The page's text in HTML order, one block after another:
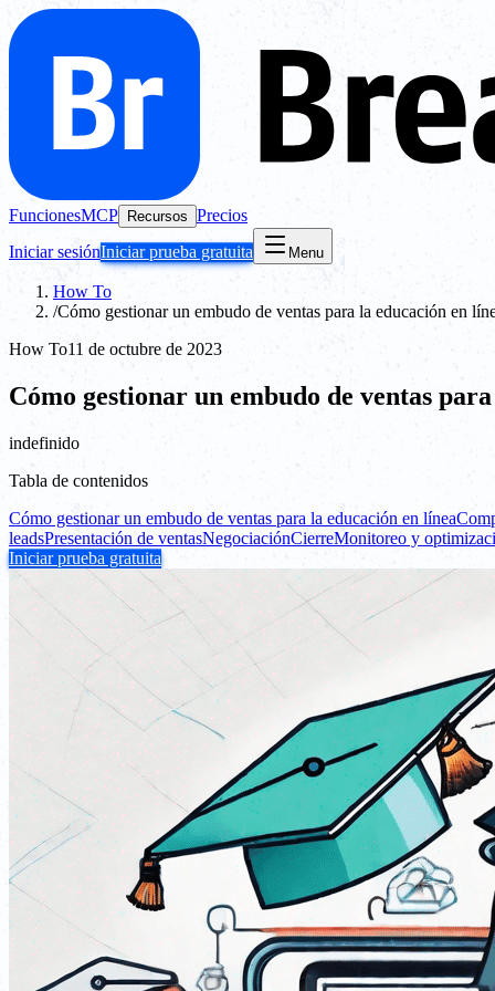
FuncionesMCP Recursos Precios
Iniciar sesiónIniciar prueba gratuita Menu
How To
/Cómo gestionar un embudo de ventas para la educación en
How To11 de octubre de 2023
Cómo gestionar un embudo de ventas
indefinido
Tabla de contenidos
Cómo gestionar un embudo de ventas para la educación en línea
leadsPresentación de ventasNegociaciónCierreMonitoreo y
Iniciar prueba gratuita